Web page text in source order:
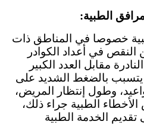
الطبية:
خصوصا في المناطق ذات
النقص في أعداد الكوادر
مقابل العدد الكبير
يتسبب بالضغط الشديد على
وطول إنتظار المريض،
الطبية جراء ذلك،
الخدمة الطبية